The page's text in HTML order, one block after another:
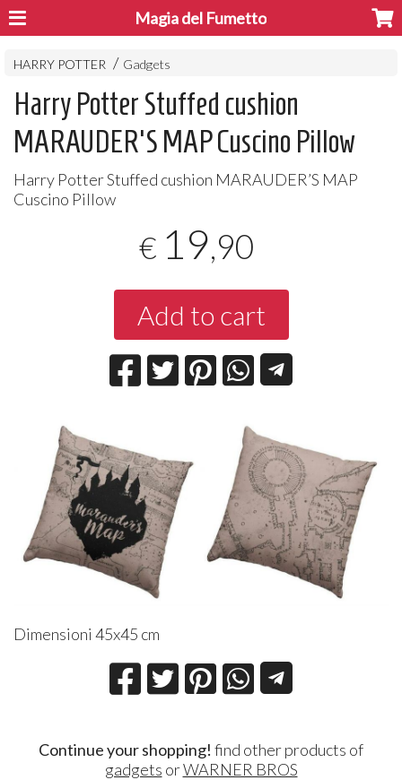
Magia del Fumetto
HARRY POTTER Gadgets
Harry Potter Stuffed cushion
MARAUDER'S MAP Cuscino Pillow
Harry Potter Stuffed cushion MARAUDER’S MAP
Cuscino Pillow
€ 19,90
Add to cart
Dimensioni 45x45 cm
Continue your shopping! find other products of
gadgets orWARNER BROS